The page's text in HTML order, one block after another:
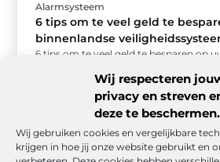
Wij respecteren
privacy en streven
deze te beschermen.
Wij gebruiken cookies en vergelijkbare
krijgen in hoe jij onze website gebruikt en
Alarmsysteem
6 tips om te veel geld te
binnenlandse
6 tips om te veel geld te besparen op
investering moeten zijn. Het ...